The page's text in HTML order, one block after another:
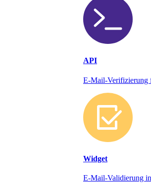
API
E-Mail-Verifizierung
Widget
E-Mail-Validierung